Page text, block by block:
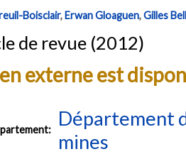
Boisclair,Erwan Gloaguen,Gilles
de revue (2012)
externe est
Département
mines